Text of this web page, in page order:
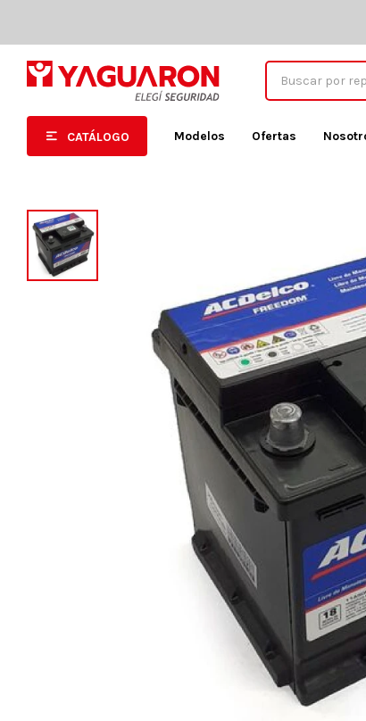
CATÁLOGO Modelos Ofertas